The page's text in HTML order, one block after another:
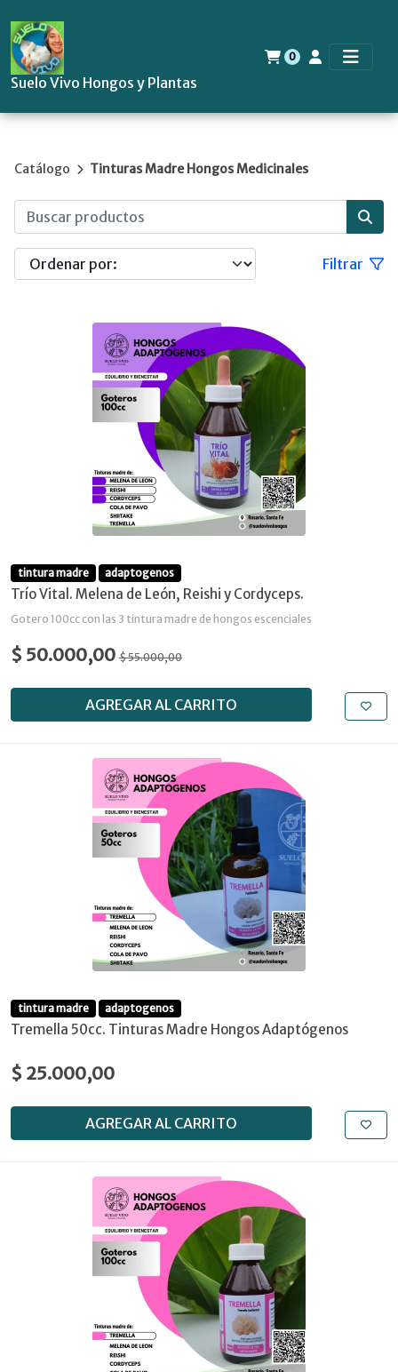
Suelo Vivo Hongos y Plantas
0
Catálogo Tinturas Madre Hongos Medicinales
Filtrar
tintura madre adaptogenos
Trío Vital. Melena de León, Reishi y Cordyceps.
Gotero 100cc con las 3 tintura madre de hongos escenciales
$ 50.000,00 $ 55.000,00
AGREGAR AL CARRITO
tintura madre adaptogenos
Tremella 50cc. Tinturas Madre Hongos Adaptógenos
$ 25.000,00
AGREGAR AL CARRITO